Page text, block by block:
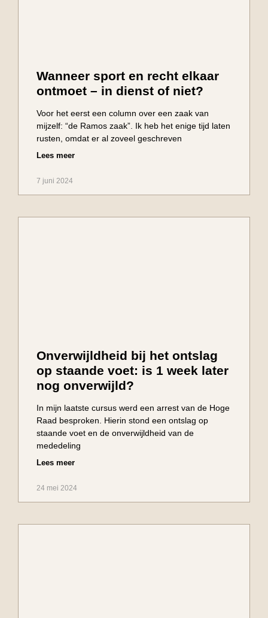
Wanneer sport en recht elkaar
ontmoet – in dienst of niet?
Voor het eerst een column over een zaak van
mijzelf: “de Ramos zaak”. Ik heb het enige tijd laten
rusten, omdat er al zoveel geschreven
Lees meer
7 juni 2024
Onverwijldheid bij het ontslag
op staande voet: is 1 week later
nog onverwijld?
In mijn laatste cursus werd een arrest van de Hoge
Raad besproken. Hierin stond een ontslag op
staande voet en de onverwijldheid van de
mededeling
Lees meer
24 mei 2024